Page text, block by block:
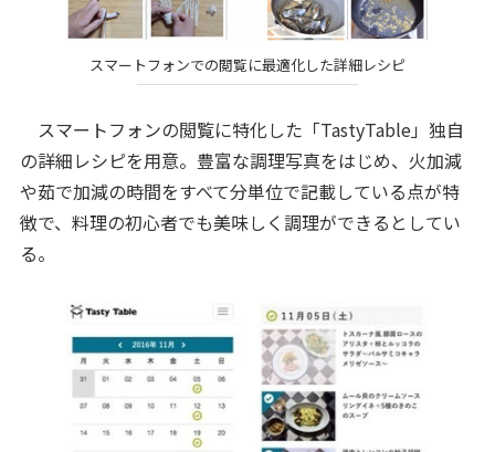
スマートフォンでの閲覧に最適化した詳細レシピ
スマートフォンの閲覧に特化した「TastyTable」独自
の詳細レシピを用意。豊富な調理写真をはじめ、火加減
や茹で加減の時間をすべて分単位で記載している点が特
徴で、料理の初心者でも美味しく調理ができるとしてい
る。